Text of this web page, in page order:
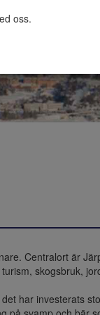
oss.
Centralort är
skogsbruk,
har investerats